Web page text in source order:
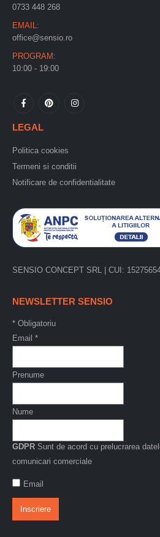
0733 448 268
EMAIL:
office@sensio.ro
PROGRAM:
10:00 - 19:00
LEGAL
Politica cookies
Termeni si conditii
Notificare de confidentialitate
SENSIO CONCEPT SRL | CUI:
NEWSLETTER SENSIO
* Obligatoriu
Email *
Prenume
Nume
GDPR Sunt de acord cu prelucrarea
comunicari comerciale
Email